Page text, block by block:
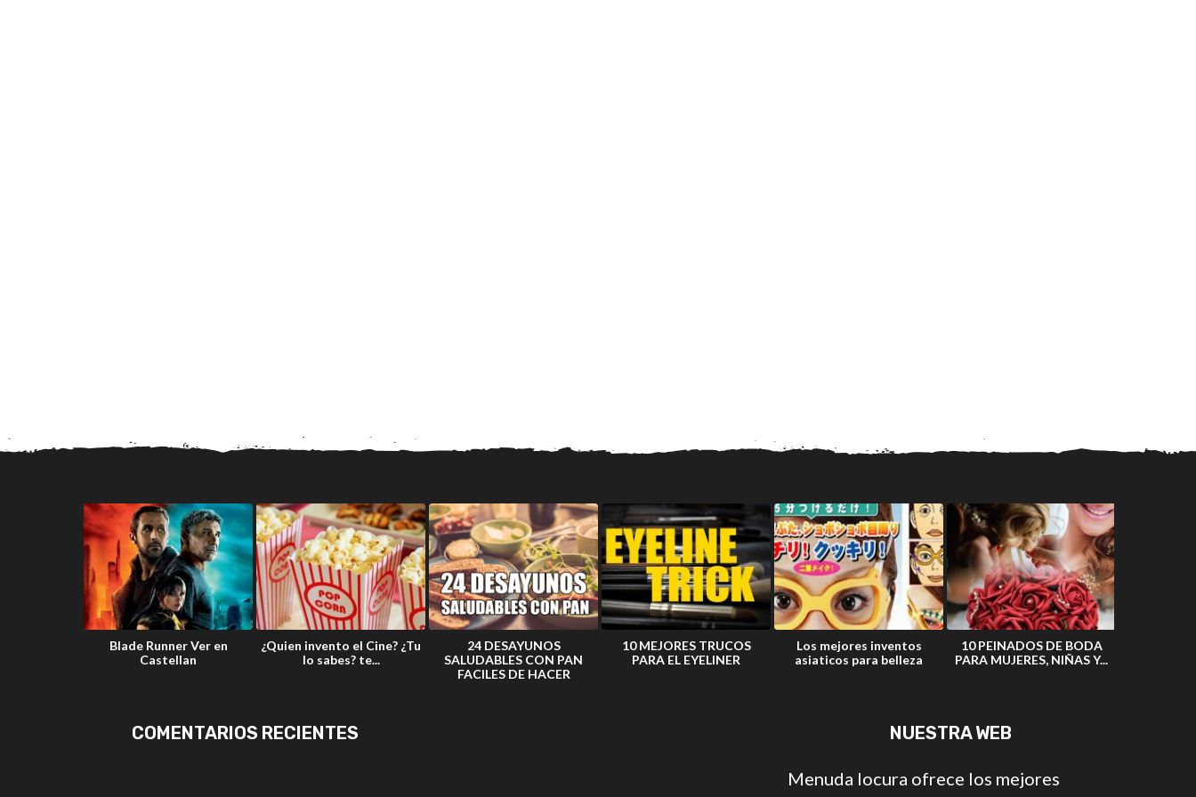
Blade Runner Ver en
Castellan
¿Quien invento el Cine? ¿Tu
lo sabes? te...
24 DESAYUNOS
SALUDABLES CON PAN
FACILES DE HACER
10 MEJORES TRUCOS
PARA EL EYELINER
Los mejores inventos
asiaticos para belleza
10 PEINADOS DE BODA
PARA MUJERES, NIÑAS Y...
COMENTARIOS RECIENTES NUESTRA WEB
Menuda locura ofrece los mejores